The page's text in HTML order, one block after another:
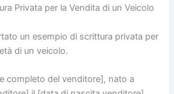
Privata per la Vendita di un Veicolo
un esempio di scrittura privata per
di un veicolo.
completo del venditore], nato a